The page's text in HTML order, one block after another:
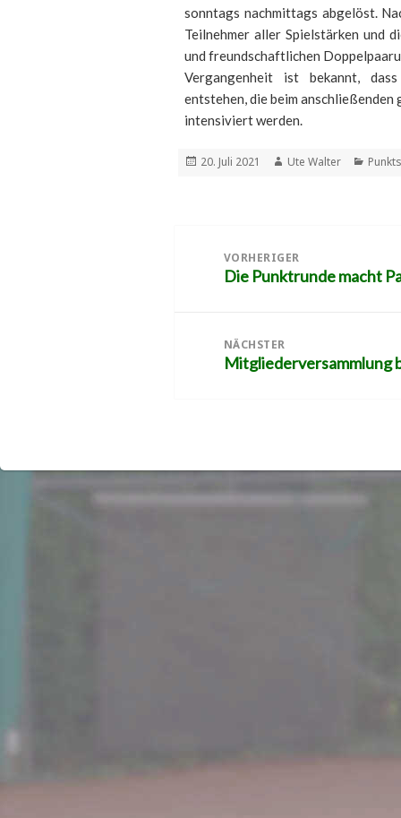
sonntags nachmittags abgelöst.
Teilnehmer aller Spielstärken und
und freundschaftlichen
Vergangenheit ist bekannt,
entstehen, die beim anschließenden
intensiviert werden.
Veröffentlicht
20. Juli 2021 Autor
Ute Walter
VORHERIGER
Vorheriger
Die Punktrunde macht
NÄCHSTER
Nächster
Mitgliederversammlung